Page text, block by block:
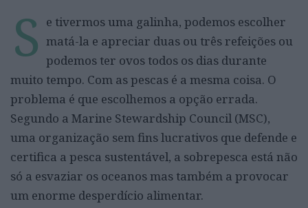
S e tivermos uma galinha, podemos escolher
matá-la e apreciar duas ou três refeições ou
podemos ter ovos todos os dias durante
muito tempo. Com as pescas é a mesma coisa. O
problema é que escolhemos a opção errada.
Segundo a Marine Stewardship Council (MSC),
uma organização sem fins lucrativos que defende e
certifica a pesca sustentável, a sobrepesca está não
só a esvaziar os oceanos mas também a provocar
um enorme desperdício alimentar.